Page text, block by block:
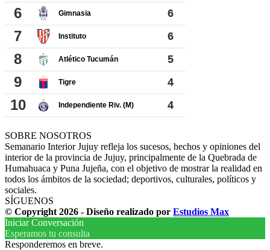
SOBRE NOSOTROS
Semanario Interior Jujuy refleja los sucesos, hechos y opiniones del
interior de la provincia de Jujuy, principalmente de la Quebrada de
Humahuaca y Puna Jujeña, con el objetivo de mostrar la realidad en
todos los ámbitos de la sociedad; deportivos, culturales, políticos y
sociales.
SÍGUENOS
© Copyright 2026 - Diseño realizado por Estudios Max
Iniciar Conversación
Esperamos tu consulta
Responderemos en breve.